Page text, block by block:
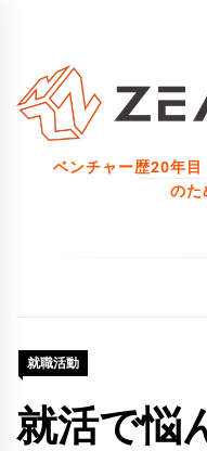
ン
ベンチャー歴20年
のた
就職活動
就活で悩